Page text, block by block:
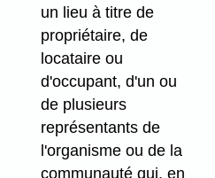
un lieu à titre de
propriétaire, de
locataire ou
d'occupant, d'un ou
de plusieurs
représentants de
l'organisme ou de la
communauté qui, en